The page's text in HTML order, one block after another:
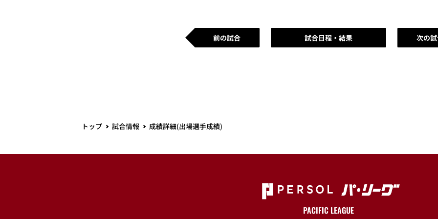
前の試合 試合日程・結果 次の
トップ 試合情報 成績詳細(出場選手成績)
PACIFIC LEAGUE